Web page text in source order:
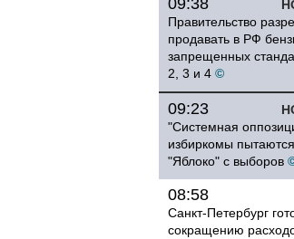
09:38
Правительство
продавать в РФ
запрещенных
2, 3 и 4 ©
09:23
"Системная
избиркомы
"Яблоко" с выборов
08:58
Санкт-Петербург
сокращению